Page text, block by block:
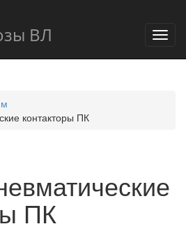
ВЛ
контакторы ПК
ПК